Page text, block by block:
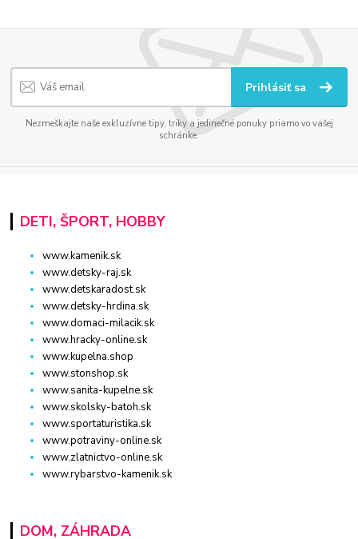
Prihlásiť sa
Nezmeškajte naše exkluzívne tipy, triky a jedinečné ponuky priamo vo vašej
schránke.
DETI, ŠPORT, HOBBY
www.kamenik.sk
www.detsky-raj.sk
www.detskaradost.sk
www.detsky-hrdina.sk
www.domaci-milacik.sk
www.hracky-online.sk
www.kupelna.shop
www.stonshop.sk
www.sanita-kupelne.sk
www.skolsky-batoh.sk
www.sportaturistika.sk
www.potraviny-online.sk
www.zlatnictvo-online.sk
www.rybarstvo-kamenik.sk
DOM, ZÁHRADA